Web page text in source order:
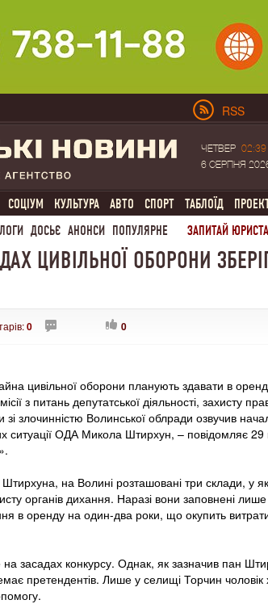
RSS
ЧЕТВЕР
02:39
6 СЕРПНЯ
СОЦІУМ КУЛЬТУРА АВТО СПОРТ ТАБЛОЇД
ДОСЬЄ АНОНСИ ПОПУЛЯРНЕ ЗАПИТАЙ ЮРИСТА
ЦИВІЛЬНОЇ ОБОРОНИ
0 0
цивільної оборони планують здавати в
з питань депутатської діяльності, захисту
зі злочинністю Волинської облради озвучив
ситуації ОДА Микола Штирхун, – повідомляє 29
на Волині розташовані три склади, у
органів дихання. Наразі вони заповнені
в оренду на один-два роки, що окупить
засадах конкурсу. Однак, як зазначив пан
претендентів. Лише у селищі Торчин чоловік